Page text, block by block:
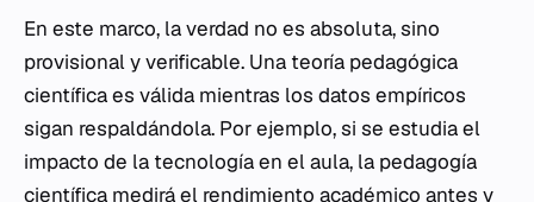
En este marco, la verdad no es absoluta, sino
provisional y verificable. Una teoría pedagógica
científica es válida mientras los datos empíricos
sigan respaldándola. Por ejemplo, si se estudia el
impacto de la tecnología en el aula, la pedagogía
científica medirá el rendimiento académico antes y